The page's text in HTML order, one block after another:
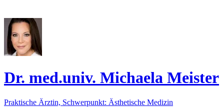
Dr. med.univ. Michaela Meister
Praktische Ärztin, Schwerpunkt: Ästhetische Medizin